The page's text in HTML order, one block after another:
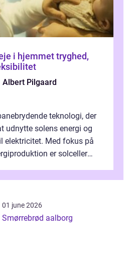
tryghed,
Albert Pilgaard
teknologi, der
udnytte solens energi og
elektricitet. Med fokus på
er solceller
01 june 2026
Smørrebrød aalborg